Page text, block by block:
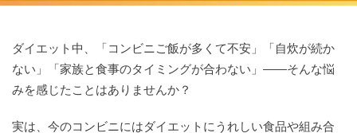
ダイエット中、「コンビニご飯が多くて不安」「自炊が続か
ない」「家族と食事のタイミングが合わない」――そんな悩
みを感じたことはありませんか？
実は、今のコンビニにはダイエットにうれしい食品や組み合